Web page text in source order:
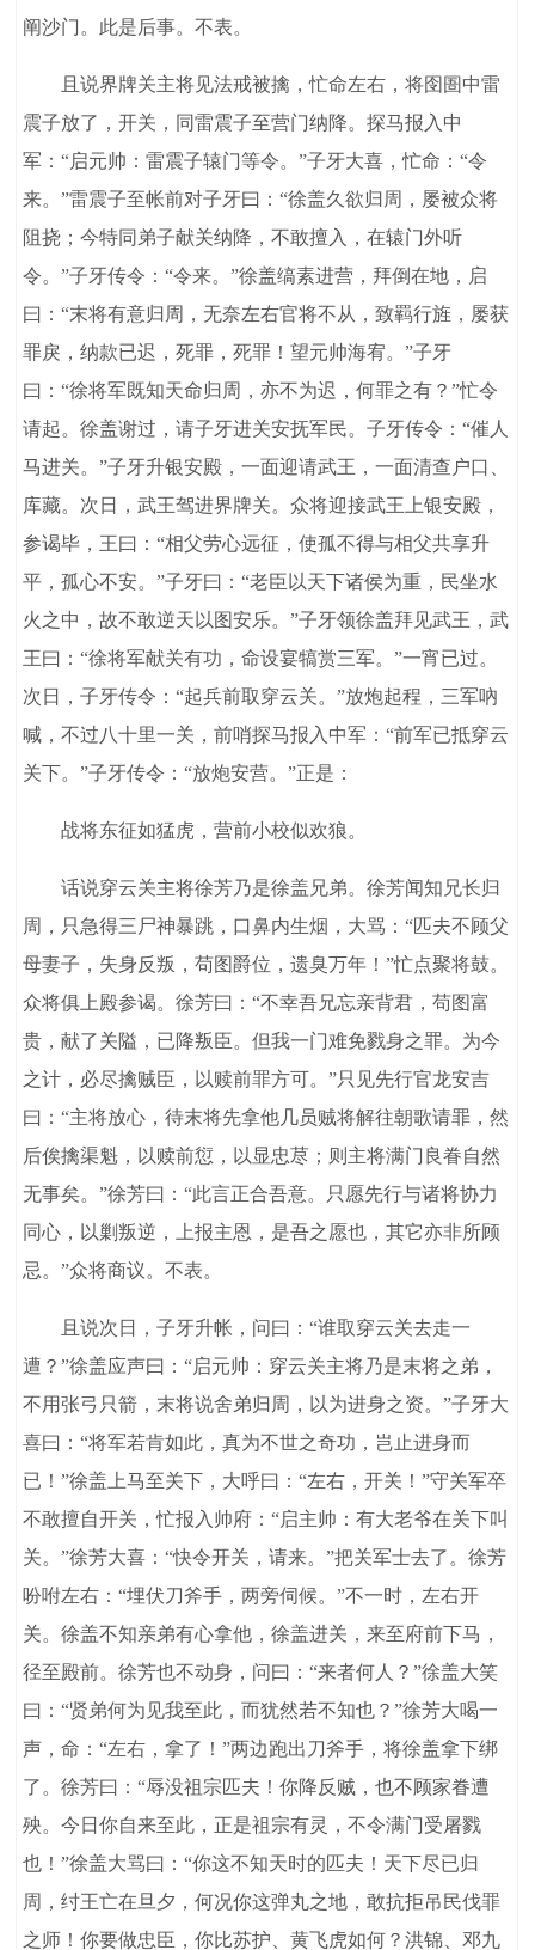
阐沙门。此是后事。不表。
且说界牌关主将见法戒被擒，忙命左右，将囹圄中雷
震子放了，开关，同雷震子至营门纳降。探马报入中
军：“启元帅：雷震子辕门等令。”子牙大喜，忙命：“令
来。”雷震子至帐前对子牙曰：“徐盖久欲归周，屡被众将
阻挠；今特同弟子献关纳降，不敢擅入，在辕门外听
令。”子牙传令：“令来。”徐盖缟素进营，拜倒在地，启
曰：“末将有意归周，无奈左右官将不从，致羁行旌，屡获
罪戾，纳款已迟，死罪，死罪！望元帅海宥。”子牙
曰：“徐将军既知天命归周，亦不为迟，何罪之有？”忙令
请起。徐盖谢过，请子牙进关安抚军民。子牙传令：“催人
马进关。”子牙升银安殿，一面迎请武王，一面清查户口、
库藏。次日，武王驾进界牌关。众将迎接武王上银安殿，
参谒毕，王曰：“相父劳心远征，使孤不得与相父共享升
平，孤心不安。”子牙曰：“老臣以天下诸侯为重，民坐水
火之中，故不敢逆天以图安乐。”子牙领徐盖拜见武王，武
王曰：“徐将军献关有功，命设宴犒赏三军。”一宵已过。
次日，子牙传令：“起兵前取穿云关。”放炮起程，三军吶
喊，不过八十里一关，前哨探马报入中军：“前军已抵穿云
关下。”子牙传令：“放炮安营。”正是：
战将东征如猛虎，营前小校似欢狼。
话说穿云关主将徐芳乃是徐盖兄弟。徐芳闻知兄长归
周，只急得三尸神暴跳，口鼻内生烟，大骂：“匹夫不顾父
母妻子，失身反叛，苟图爵位，遗臭万年！”忙点聚将鼓。
众将俱上殿参谒。徐芳曰：“不幸吾兄忘亲背君，苟图富
贵，献了关隘，已降叛臣。但我一门难免戮身之罪。为今
之计，必尽擒贼臣，以赎前罪方可。”只见先行官龙安吉
曰：“主将放心，待末将先拿他几员贼将解往朝歌请罪，然
后俟擒渠魁，以赎前愆，以显忠荩；则主将满门良眷自然
无事矣。”徐芳曰：“此言正合吾意。只愿先行与诸将协力
同心，以剿叛逆，上报主恩，是吾之愿也，其它亦非所顾
忌。”众将商议。不表。
且说次日，子牙升帐，问曰：“谁取穿云关去走一
遭？”徐盖应声曰：“启元帅：穿云关主将乃是末将之弟，
不用张弓只箭，末将说舍弟归周，以为进身之资。”子牙大
喜曰：“将军若肯如此，真为不世之奇功，岂止进身而
已！”徐盖上马至关下，大呼曰：“左右，开关！”守关军卒
不敢擅自开关，忙报入帅府：“启主帅：有大老爷在关下叫
关。”徐芳大喜：“快令开关，请来。”把关军士去了。徐芳
吩咐左右：“埋伏刀斧手，两旁伺候。”不一时，左右开
关。徐盖不知亲弟有心拿他，徐盖进关，来至府前下马，
径至殿前。徐芳也不动身，问曰：“来者何人？”徐盖大笑
曰：“贤弟何为见我至此，而犹然若不知也？”徐芳大喝一
声，命：“左右，拿了！”两边跑出刀斧手，将徐盖拿下绑
了。徐芳曰：“辱没祖宗匹夫！你降反贼，也不顾家眷遭
殃。今日你自来至此，正是祖宗有灵，不令满门受屠戮
也！”徐盖大骂曰：“你这不知天时的匹夫！天下尽已归
周，纣王亡在旦夕，何况你这弹丸之地，敢抗拒吊民伐罪
之师！你要做忠臣，你比苏护、黄飞虎如何？洪锦、邓九